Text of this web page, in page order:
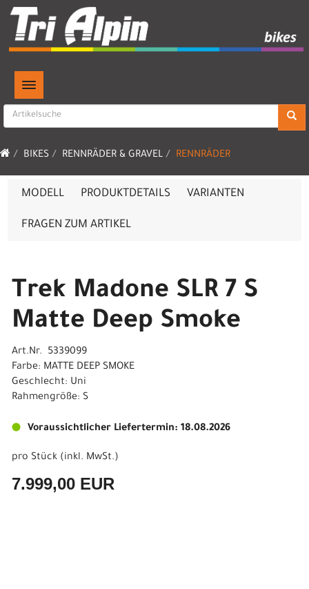
TOGGLE NAVIGATION
BIKES RENNRÄDER & GRAVEL RENNRÄDER
MODELL PRODUKTDETAILS VARIANTEN
FRAGEN ZUM ARTIKEL
Trek Madone SLR 7 S
Matte Deep Smoke
Art.Nr. 5339099
Farbe: MATTE DEEP SMOKE
Geschlecht: Uni
Rahmengröße: S
Voraussichtlicher Liefertermin: 18.08.2026
pro Stück (inkl. MwSt.)
7.999,00 EUR